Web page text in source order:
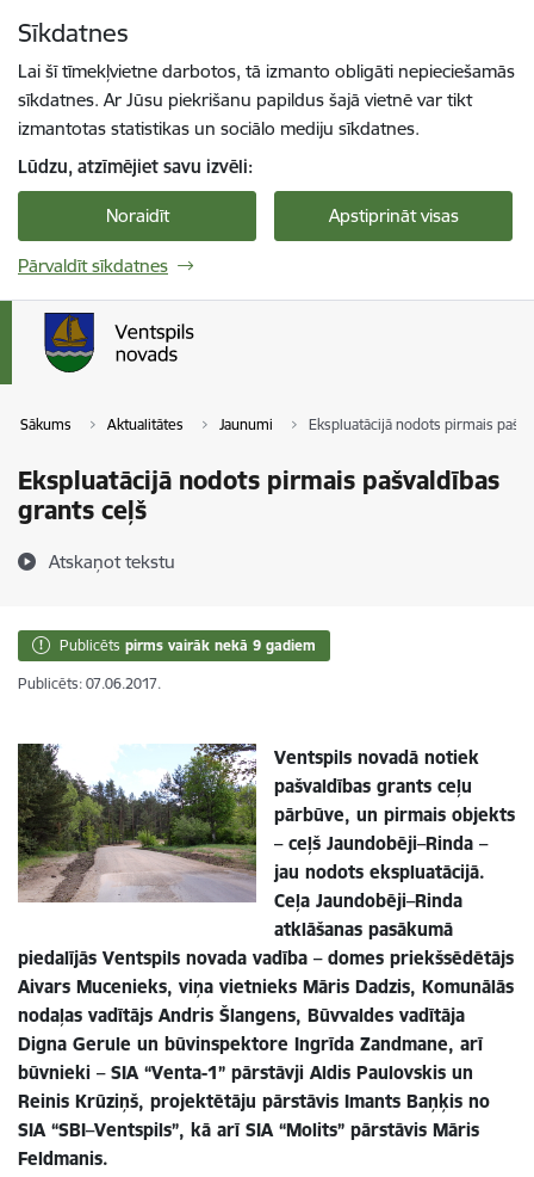
Sīkdatnes
Lai šī tīmekļvietne darbotos, tā izmanto obligāti nepieciešamās
sīkdatnes. Ar Jūsu piekrišanu papildus šajā vietnē var tikt
izmantotas statistikas un sociālo mediju sīkdatnes.
Lūdzu, atzīmējiet savu izvēli:
Noraidīt Apstiprināt visas
Pārvaldīt sīkdatnes
Sākums Aktualitātes Jaunumi Ekspluatācijā nodots pirmais
Ekspluatācijā nodots pirmais pašvaldības
grants ceļš
Atskaņot tekstu
Publicēts pirms vairāk nekā 9 gadiem
Publicēts: 07.06.2017.
Ventspils novadā notiek
pašvaldības grants ceļu
pārbūve, un pirmais objekts
– ceļš Jaundobēji–Rinda –
jau nodots ekspluatācijā.
Ceļa Jaundobēji–Rinda
atklāšanas pasākumā
piedalījās Ventspils novada vadība – domes priekšsēdētājs
Aivars Mucenieks, viņa vietnieks Māris Dadzis, Komunālās
nodaļas vadītājs Andris Šlangens, Būvvaldes vadītāja
Digna Gerule un būvinspektore Ingrīda Zandmane, arī
būvnieki – SIA “Venta-1” pārstāvji Aldis Paulovskis un
Reinis Krūziņš, projektētāju pārstāvis Imants Baņķis no
SIA “SBI–Ventspils”, kā arī SIA “Molits” pārstāvis Māris
Feldmanis.